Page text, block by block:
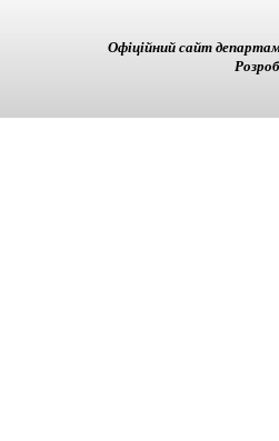
Офіційний сайт